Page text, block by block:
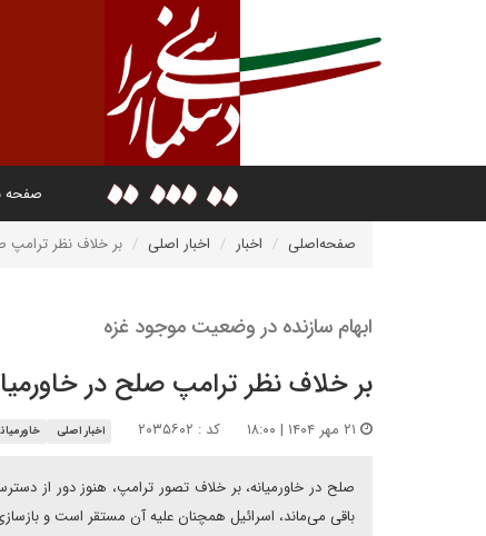
صفحه‌اصلی اخبار اخبار اصلی بر خلاف نظر ترامپ
ابهام سازنده در وضعیت موجود غزه
بر خلاف نظر ترامپ صلح در
کد : ۲۰۳۵۶۰۲ اخبار اصلی
صلح در خاورمیانه، بر خلاف تصور ترامپ، هنوز دور از
باقی می‌ماند، اسرائیل همچنان علیه آن مستقر است و